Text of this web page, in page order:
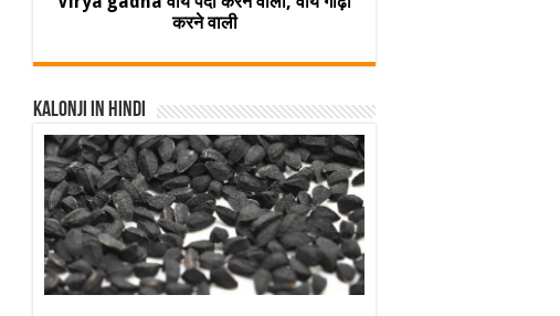
करने वाली
Kalonji In Hindi